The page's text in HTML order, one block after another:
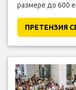
размере до 600
ПРЕТЕНЗИЯ